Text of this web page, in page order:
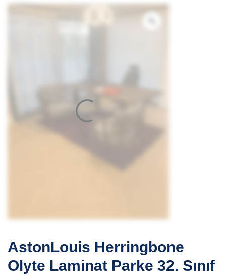
AstonLouis Herringbone
Olyte Laminat Parke 32. Sınıf